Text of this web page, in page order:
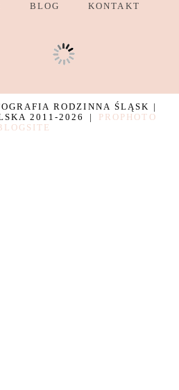
BLOG KONTAKT
RODZINNA ŚLĄSK |
2011-2026
|
PROPHOTO